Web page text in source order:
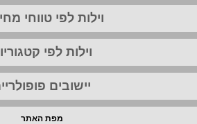
וילות לפי טווחי
וילות לפי
יישובים
מפת האתר